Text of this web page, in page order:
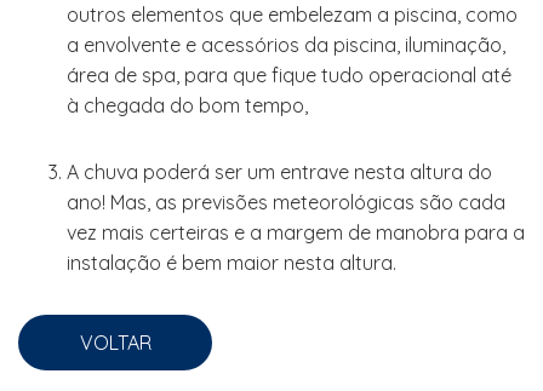
outros elementos que embelezam a piscina, como
a envolvente e acessórios da piscina, iluminação,
área de spa, para que fique tudo operacional até
à chegada do bom tempo,
A chuva poderá ser um entrave nesta altura do
ano! Mas, as previsões meteorológicas são cada
vez mais certeiras e a margem de manobra para a
instalação é bem maior nesta altura.
VOLTAR